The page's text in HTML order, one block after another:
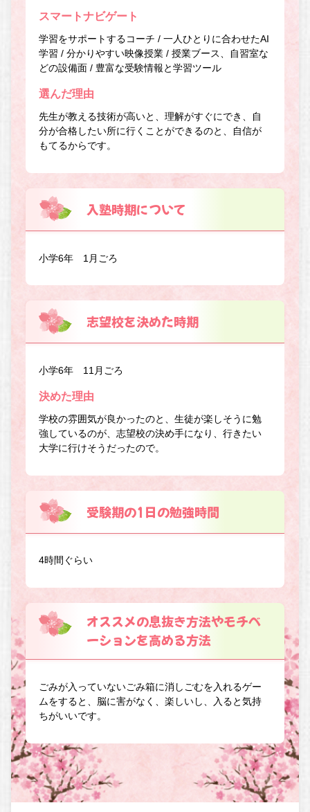
スマートナビゲート
学習をサポートするコーチ / 一人ひとりに合わせたAI
学習 / 分かりやすい映像授業 / 授業ブース、自習室な
どの設備面 / 豊富な受験情報と学習ツール
選んだ理由
先生が教える技術が高いと、理解がすぐにでき、自
分が合格したい所に行くことができるのと、自信が
もてるからです。
入塾時期について
小学6年 1月ごろ
志望校を決めた時期
小学6年 11月ごろ
決めた理由
学校の雰囲気が良かったのと、生徒が楽しそうに勉
強しているのが、志望校の決め手になり、行きたい
大学に行けそうだったので。
受験期の1日の勉強時間
4時間ぐらい
オススメの息抜き方法やモチベ
ーションを高める方法
ごみが入っていないごみ箱に消しごむを入れるゲー
ムをすると、脳に害がなく、楽しいし、入ると気持
ちがいいです。